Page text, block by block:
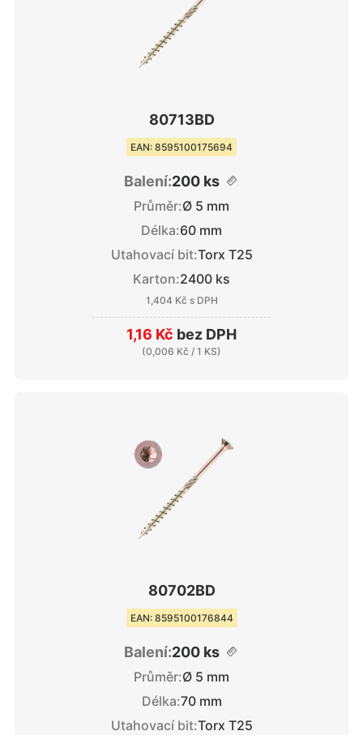
80713BD
EAN: 8595100175694
Balení:200 ks
Průměr:Ø 5 mm
Délka:60 mm
Utahovací bit:Torx T25
Karton:2400 ks
1,404 Kč s DPH
1,16 Kč bez DPH
(0,006 Kč / 1 KS)
80702BD
EAN: 8595100176844
Balení:200 ks
Průměr:Ø 5 mm
Délka:70 mm
Utahovací bit:Torx T25